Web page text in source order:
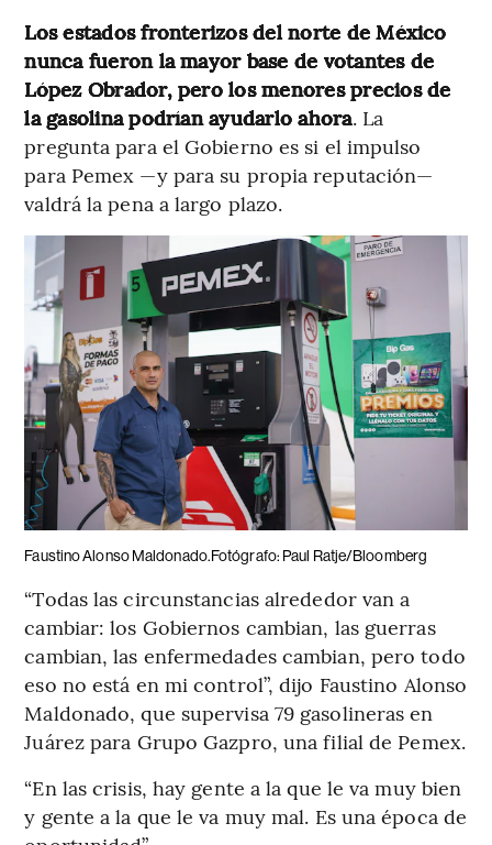
Los estados fronterizos del norte de México
nunca fueron la mayor base de votantes de
López Obrador, pero los menores precios de
la gasolina podrían ayudarlo ahora. La
pregunta para el Gobierno es si el impulso
para Pemex —y para su propia reputación—
valdrá la pena a largo plazo.
Faustino Alonso Maldonado.Fotógrafo: Paul Ratje/Bloomberg
“Todas las circunstancias alrededor van a
cambiar: los Gobiernos cambian, las guerras
cambian, las enfermedades cambian, pero todo
eso no está en mi control”, dijo Faustino Alonso
Maldonado, que supervisa 79 gasolineras en
Juárez para Grupo Gazpro, una filial de Pemex.
“En las crisis, hay gente a la que le va muy bien
y gente a la que le va muy mal. Es una época de